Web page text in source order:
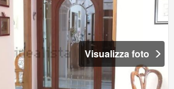
Visualizza foto